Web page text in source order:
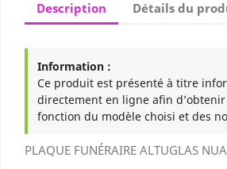
Description Détails du
Information :
Ce produit est présenté à titre
directement en ligne afin
fonction du modèle choisi et des
PLAQUE FUNÉRAIRE ALTUGLAS